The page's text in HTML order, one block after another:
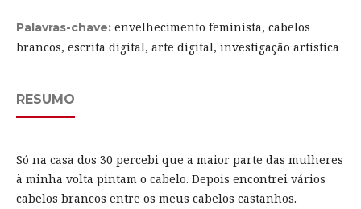
Palavras-chave: envelhecimento feminista, cabelos
brancos, escrita digital, arte digital, investigação artística
RESUMO
Só na casa dos 30 percebi que a maior parte das mulheres
à minha volta pintam o cabelo. Depois encontrei vários
cabelos brancos entre os meus cabelos castanhos.